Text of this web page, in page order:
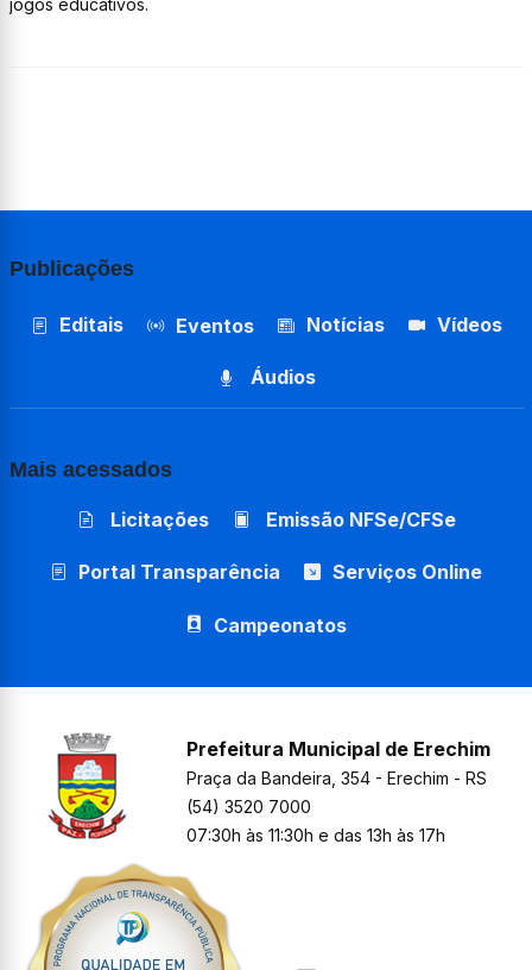
jogos educativos.
Publicações
Editais Eventos Notícias Vídeos
Áudios
Mais acessados
Licitações Emissão NFSe/CFSe
Portal Transparência Serviços Online
Campeonatos
Prefeitura Municipal de Erechim
Praça da Bandeira, 354 - Erechim - RS
(54) 3520 7000
07:30h às 11:30h e das 13h às 17h